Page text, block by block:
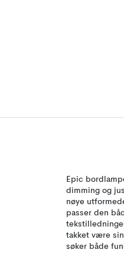
Epic
dimming og
nøye
passer den
takket være
søker både